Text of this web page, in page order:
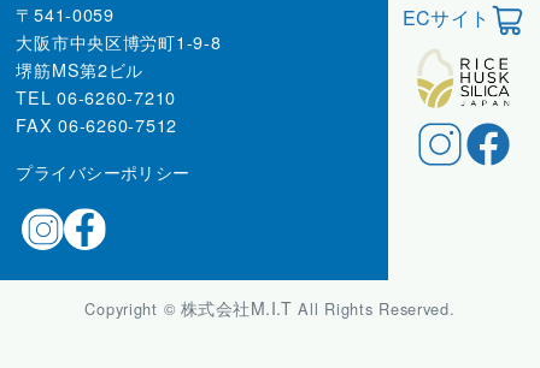
〒541-0059
大阪市中央区博労町1-9-8
堺筋MS第2ビル
TEL 06-6260-7210
FAX 06-6260-7512
プライバシーポリシー
ECサイト
Copyright ©株式会社M.I.TAll Rights Reserved.